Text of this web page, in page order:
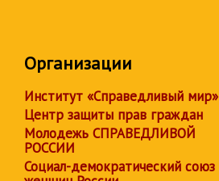
Организации
Институт «Справедливый мир»
Центр защиты прав граждан
Молодежь СПРАВЕДЛИВОЙ
РОССИИ
Социал-демократический союз